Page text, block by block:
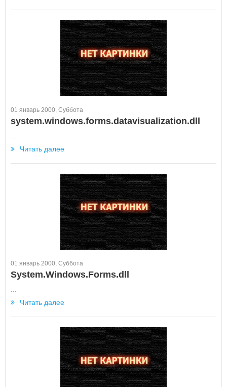
01 январь 2000, Суббота
system.windows.forms.datavisualization.dll
Читать далее
01 январь 2000, Суббота
System.Windows.Forms.dll
Читать далее